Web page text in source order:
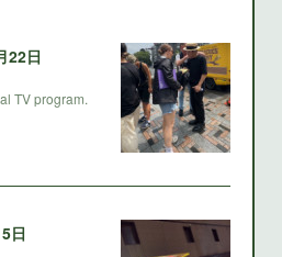
22日
TV program.
日